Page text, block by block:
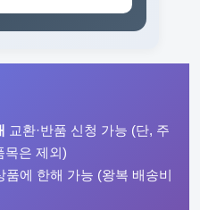
교환·반품 신청 가능 (단, 주
목은 제외)
품에 한해 가능 (왕복 배송비